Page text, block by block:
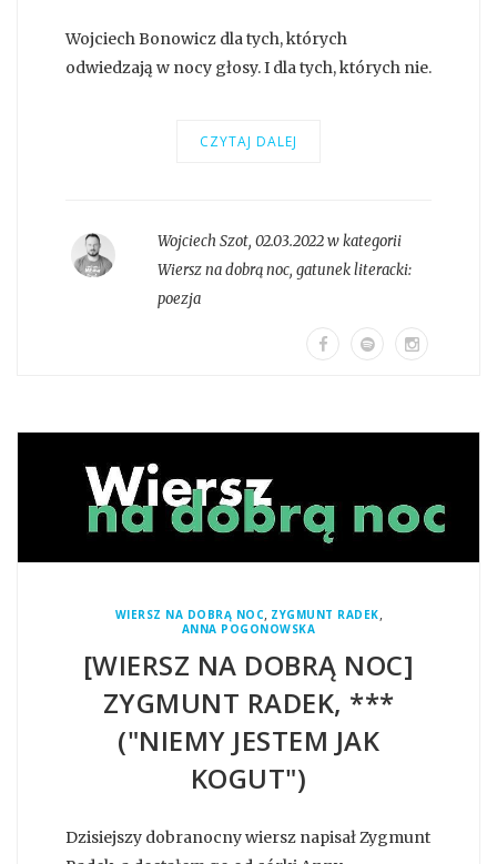
Wojciech Bonowicz dla tych, których
odwiedzają w nocy głosy. I dla tych, których nie.
CZYTAJ DALEJ
Wojciech Szot, 02.03.2022 w kategorii
Wiersz na dobrą noc, gatunek literacki:
poezja
WIERSZ NA DOBRĄ NOC, ZYGMUNT RADEK,
ANNA POGONOWSKA
[WIERSZ NA DOBRĄ NOC]
ZYGMUNT RADEK, ***
("NIEMY JESTEM JAK
KOGUT")
Dzisiejszy dobranocny wiersz napisał Zygmunt